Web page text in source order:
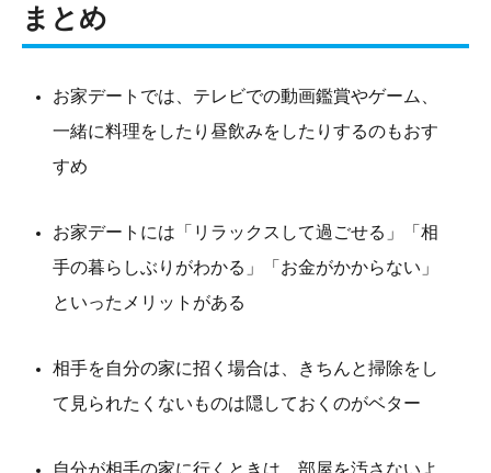
まとめ
お家デートでは、テレビでの動画鑑賞やゲーム、
一緒に料理をしたり昼飲みをしたりするのもおす
すめ
お家デートには「リラックスして過ごせる」「相
手の暮らしぶりがわかる」「お金がかからない」
といったメリットがある
相手を自分の家に招く場合は、きちんと掃除をし
て見られたくないものは隠しておくのがベター
自分が相手の家に行くときは、部屋を汚さないよ